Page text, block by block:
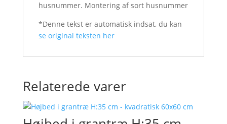
husnummer. Montering af sort husnummer
*Denne tekst er automatisk indsat, du kan
se original teksten her
Relaterede varer